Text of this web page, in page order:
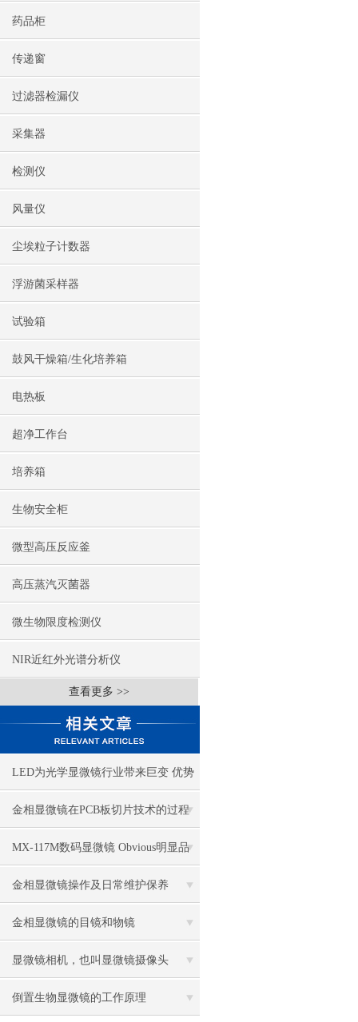
药品柜
传递窗
过滤器检漏仪
采集器
检测仪
风量仪
尘埃粒子计数器
浮游菌采样器
试验箱
鼓风干燥箱/生化培养箱
电热板
超净工作台
培养箱
生物安全柜
微型高压反应釜
高压蒸汽灭菌器
微生物限度检测仪
NIR近红外光谱分析仪
查看更多 >>
LED为光学显微镜行业带来巨变 优势
比传统卤素更明显
金相显微镜在PCB板切片技术的过程
控制中的作用
MX-117M数码显微镜 Obvious明显品
牌值得推荐
金相显微镜操作及日常维护保养
金相显微镜的目镜和物镜
显微镜相机，也叫显微镜摄像头
倒置生物显微镜的工作原理